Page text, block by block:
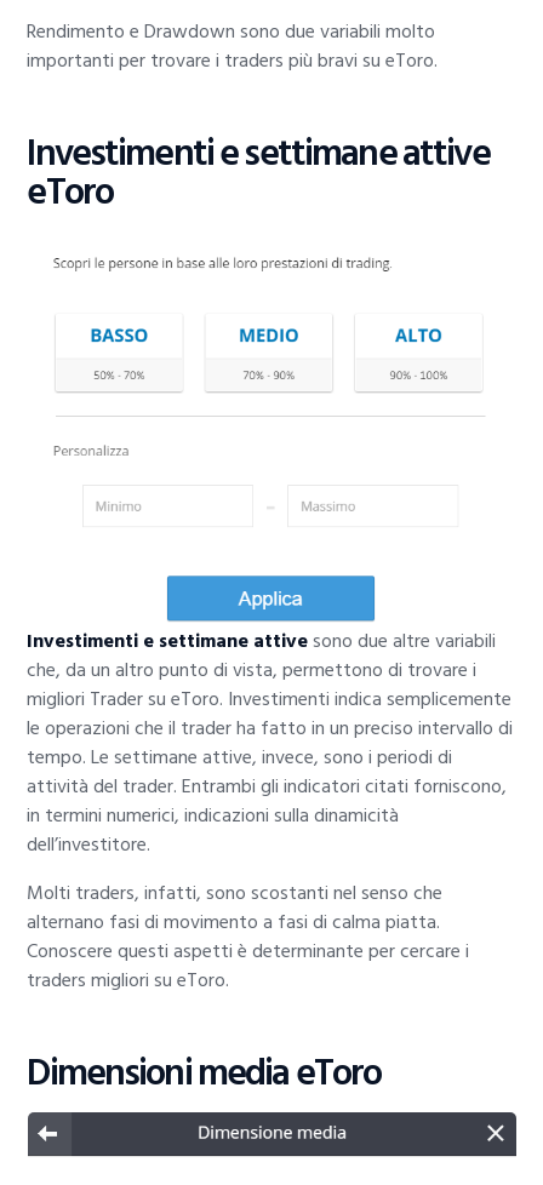
Rendimento e Drawdown sono due variabili molto
importanti per trovare i traders più bravi su eToro.
Investimenti e settimane attive
eToro
Investimenti e settimane attivesono due altre variabili
che, da un altro punto di vista, permettono di trovare i
migliori Trader su eToro. Investimenti indica semplicemente
le operazioni che il trader ha fatto in un preciso intervallo di
tempo. Le settimane attive, invece, sono i periodi di
attività del trader. Entrambi gli indicatori citati forniscono,
in termini numerici, indicazioni sulla dinamicità
dell’investitore.
Molti traders, infatti, sono scostanti nel senso che
alternano fasi di movimento a fasi di calma piatta.
Conoscere questi aspetti è determinante per cercare i
traders migliori su eToro.
Dimensioni media eToro